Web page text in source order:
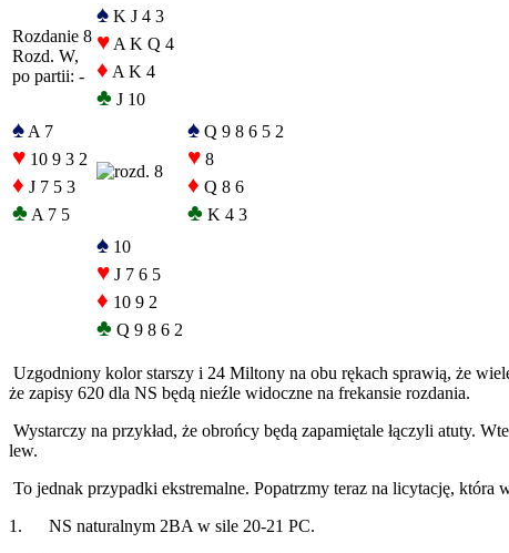
Rozdanie 8
Rozd. W,
po partii: -
♠ K J 4 3
♥ A K Q 4
♦ A K 4
♣ J 10
♠ A 7
♥ 10 9 3 2
♦ J 7 5 3
♣ A 7 5
♠ Q 9 8 6 5 2
♥ 8
♦ Q 8 6
♣ K 4 3
♠ 10
♥ J 7 6 5
♦ 10 9 2
♣ Q 9 8 6 2
Uzgodniony kolor starszy i 24 Miltony na obu rękach sprawią, że
że zapisy 620 dla NS będą nieźle widoczne na frekansie rozdania.
Wystarczy na przykład, że obrońcy będą zapamiętale łączyli atuty.
lew.
To jednak przypadki ekstremalne. Popatrzmy teraz na licytację, która
1. NS naturalnym 2BA w sile 20-21 PC.